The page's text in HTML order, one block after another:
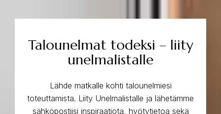
Talounelmat todeksi – liity
unelmalistalle
Lähde matkalle kohti talounelmiesi
toteuttamista. Liity Unelmalistalle ja lähetämme
sähköpostiisi inspiraatiota, hyötytietoa sekä